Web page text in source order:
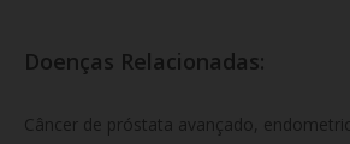
Doenças Relacionadas:
Câncer de próstata avançado,